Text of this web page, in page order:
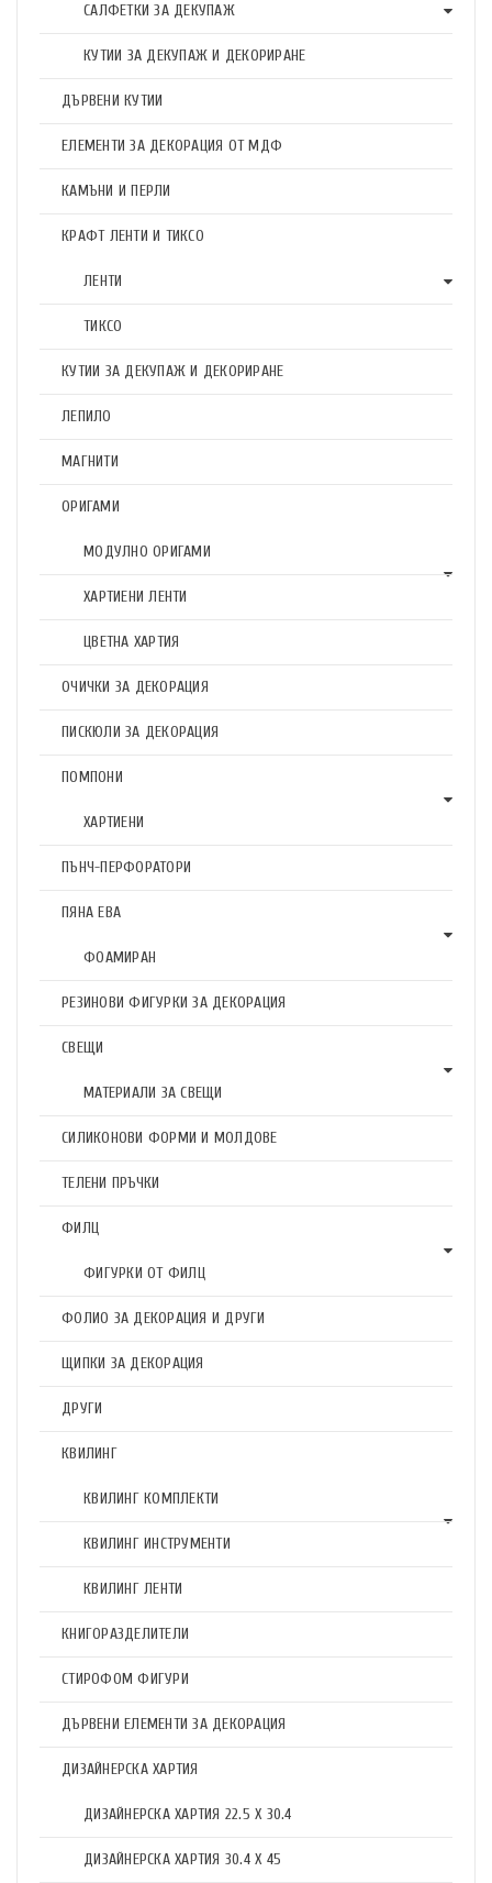
САЛФЕТКИ ЗА ДЕКУПАЖ
КУТИИ ЗА ДЕКУПАЖ И ДЕКОРИРАНЕ
ДЪРВЕНИ КУТИИ
ЕЛЕМЕНТИ ЗА ДЕКОРАЦИЯ ОТ МДФ
КАМЪНИ И ПЕРЛИ
КРАФТ ЛЕНТИ И ТИКСО
ЛЕНТИ
ТИКСО
КУТИИ ЗА ДЕКУПАЖ И ДЕКОРИРАНЕ
ЛЕПИЛО
МАГНИТИ
ОРИГАМИ
МОДУЛНО ОРИГАМИ
ХАРТИЕНИ ЛЕНТИ
ЦВЕТНА ХАРТИЯ
ОЧИЧКИ ЗА ДЕКОРАЦИЯ
ПИСКЮЛИ ЗА ДЕКОРАЦИЯ
ПОМПОНИ
ХАРТИЕНИ
ПЪНЧ-ПЕРФОРАТОРИ
ПЯНА ЕВА
ФОАМИРАН
РЕЗИНОВИ ФИГУРКИ ЗА ДЕКОРАЦИЯ
СВЕЩИ
МАТЕРИАЛИ ЗА СВЕЩИ
СИЛИКОНОВИ ФОРМИ И МОЛДОВЕ
ТЕЛЕНИ ПРЪЧКИ
ФИЛЦ
ФИГУРКИ ОТ ФИЛЦ
ФОЛИО ЗА ДЕКОРАЦИЯ И ДРУГИ
ЩИПКИ ЗА ДЕКОРАЦИЯ
ДРУГИ
КВИЛИНГ
КВИЛИНГ КОМПЛЕКТИ
КВИЛИНГ ИНСТРУМЕНТИ
КВИЛИНГ ЛЕНТИ
КНИГОРАЗДЕЛИТЕЛИ
СТИРОФОМ ФИГУРИ
ДЪРВЕНИ ЕЛЕМЕНТИ ЗА ДЕКОРАЦИЯ
ДИЗАЙНЕРСКА ХАРТИЯ
ДИЗАЙНЕРСКА ХАРТИЯ 22.5 X 30.4
ДИЗАЙНЕРСКА ХАРТИЯ 30.4 X 45